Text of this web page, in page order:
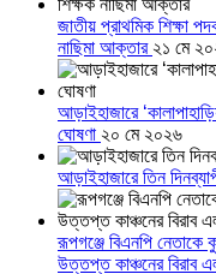
জাতীয় প্রাথমিক শিক্ষা
নাছিমা আক্তার ২১ মে
আড়াইহাজারে
ঘোষণা ২০ মে ২০২৬
আড়াইহাজারে তিন
রূপগঞ্জে বিএনপি
উত্তপ্ত কাঞ্চনের বিরাব